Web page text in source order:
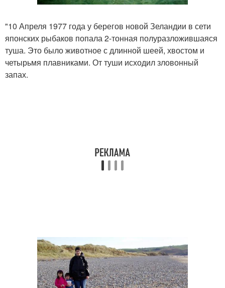
"10 Апреля 1977 года у берегов новой Зеландии в сети
японских рыбаков попала 2-тонная полуразложившаяся
туша. Это было животное с длинной шеей, хвостом и
четырьмя плавниками. От туши исходил зловонный
запах.